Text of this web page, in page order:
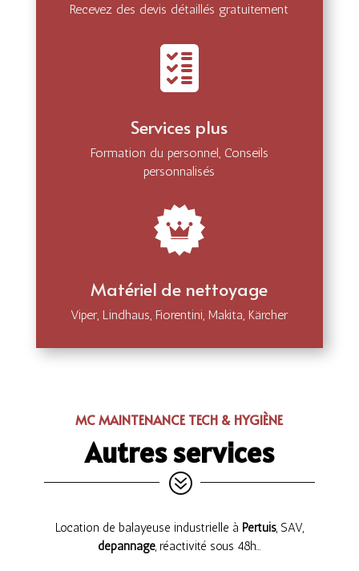
Recevez des devis détaillés gratuitement
Services plus
Formation du personnel, Conseils
personnalisés
Matériel de nettoyage
Viper, Lindhaus, Fiorentini, Makita, Kärcher
MC MAINTENANCE TECH & HYGIÈNE
Autres services
?
Location de balayeuse industrielle à Pertuis, SAV,
dépannage, réactivité sous 48h…